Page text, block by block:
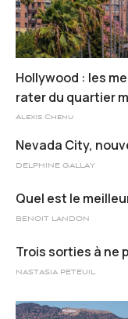
Hollywood : les
rater du quartier
Alexis Chenu
Nevada City,
DELPHINE GALLAY
Quel est le
BENOIT LANDON
Trois sorties à ne
NASTASIA PETEUIL